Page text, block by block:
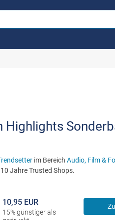
Highlights
im Bereich Audio, Film &
Jahre Trusted Shops.
10,95 EUR
15% günstiger als